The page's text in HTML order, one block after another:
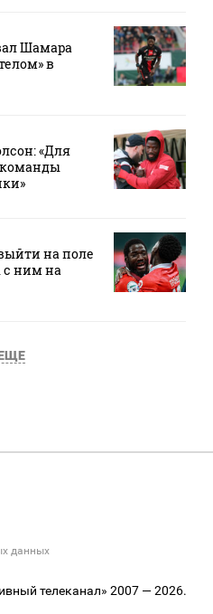
Шамара
в
«Для
команды
на поле
ним на
данных
телеканал» 2007 — 2026.